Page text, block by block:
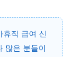
휴직 급여 신
많은 분들이